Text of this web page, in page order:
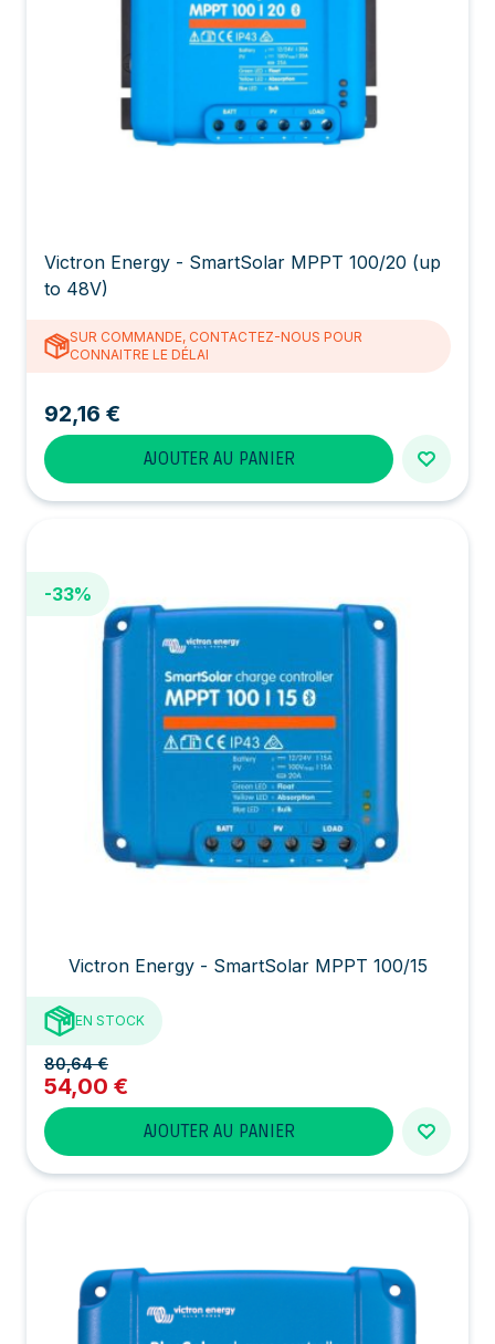
Victron Energy - SmartSolar MPPT 100/20 (up
to 48V)
SUR COMMANDE, CONTACTEZ-NOUS POUR
CONNAITRE LE DÉLAI
92,16 €
AJOUTER AU PANIER
-33%
Victron Energy - SmartSolar MPPT 100/15
EN STOCK
80,64 €
54,00 €
AJOUTER AU PANIER